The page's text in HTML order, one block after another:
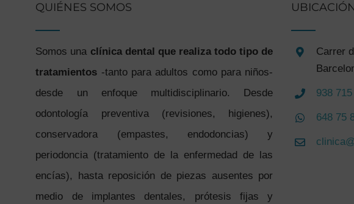
QUIÉNES SOMOS
Somos una clínica dental que realiza todo tipo de
tratamientos -tanto para adultos como para niños-
desde un enfoque multidisciplinario. Desde
odontología preventiva (revisiones, higienes),
conservadora (empastes, endodoncias) y
periodoncia (tratamiento de la enfermedad de las
encías), hasta reposición de piezas ausentes por
medio de implantes dentales, prótesis fijas y
Carrer
938
648 75